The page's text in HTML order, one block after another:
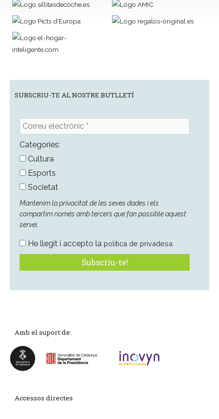
SUBSCRIU-TE AL NOSTRE BUTLLETÍ
Correu
electrònic
*Categories:
Cultura
Esports
Societat
Mantenim la privacitat de les seves dades i els
compartim només amb tercers que fan possible aquest
servei.
He llegit i accepto la política de privadesa
Amb el suport de:
Accessos directes